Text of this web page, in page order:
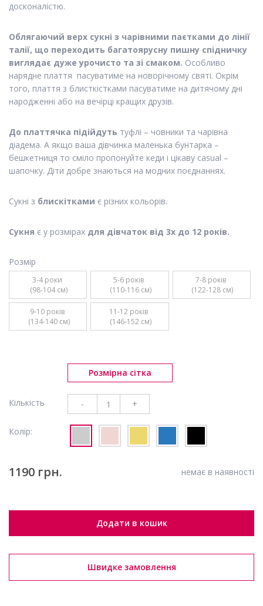
досконалістю.
Облягаючий верх сукні з чарівними паєтками до лінії
талії, що переходить багатоярусну пишну спідничку
виглядає дуже урочисто та зі смаком. Особливо
нарядне плаття пасуватиме на новорічному святі. Окрім
того, плаття з блисткістками пасуватиме на дитячому дні
народженні або на вечірці кращих друзів.
До платтячка підійдуть туфлі – човники та чарівна
діадема. А якщо ваша дівчинка маленька бунтарка –
бешкетниця то сміло пропонуйте кеди і цікаву casual –
шапочку. Діти добре знаються на модних поєднаннях.
Сукні з блискітками є різних кольорів.
Сукня є у розмірах для дівчаток від 3х до 12 років.
Розмір
3-4 роки
(98-104 см)
5-6 років
(110-116 см)
7-8 років
(122-128 см)
9-10 років
(134-140 см)
11-12 років
(146-152 см)
Розмірна сітка
Кількість - +
Колір:
1190 грн. немає в наявності
Додати в кошик
Швидке замовлення